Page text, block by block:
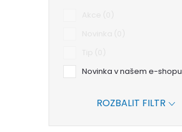
Novinka v našem e-shopu
ROZBALIT FILTR